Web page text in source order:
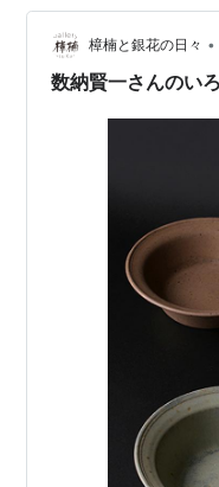
入してくだった方も
す。 参加してくれた
気産地ですが、ライ
樟楠と銀花の日々 •
数納賢一さんのい